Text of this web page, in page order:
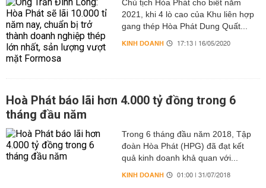
Chủ tịch Hòa Phát cho biết năm
2021, khi 4 lò cao của Khu liên hợp
gang thép Hòa Phát Dung Quất...
KINH DOANH 17:13 | 16/05/2020
Hoà Phát báo lãi hơn 4.000 tỷ đồng trong 6
tháng đầu năm
Trong 6 tháng đầu năm 2018, Tập
đoàn Hòa Phát (HPG) đã đạt kết
quả kinh doanh khả quan với...
KINH DOANH 01:00 | 31/07/2018